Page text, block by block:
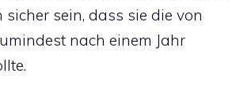
sein, dass sie die von
nach einem Jahr